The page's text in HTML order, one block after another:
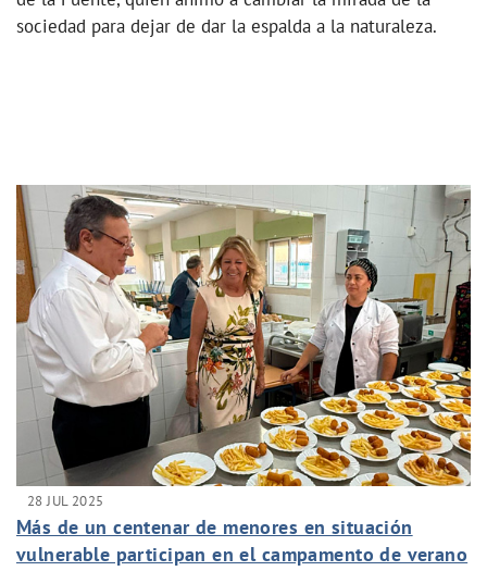
sociedad para dejar de dar la espalda a la naturaleza.
28 JUL 2025
Más de un centenar de menores en situación
vulnerable participan en el campamento de verano